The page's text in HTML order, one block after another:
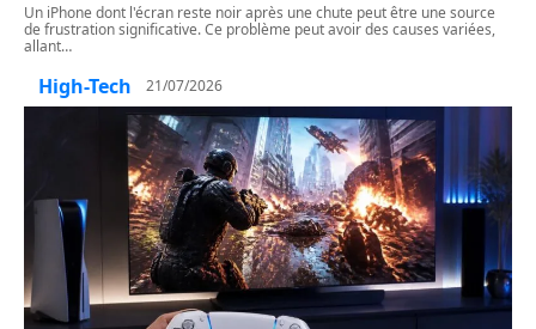
Un iPhone dont l'écran reste noir après une chute peut être une source
de frustration significative. Ce problème peut avoir des causes variées,
allant…
High-Tech 21/07/2026